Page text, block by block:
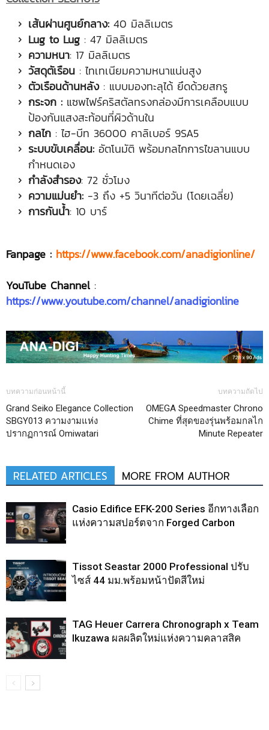
เส้นผ่านศูนย์กลาง: 40 มิลลิเมตร
Lug to Lug : 47 มิลลิเมตร
ความหนา: 17 มิลลิเมตร
วัสดุตัเรือน : ไทเทเนียมความหนาแน่นสูง
ตัวเรือนด้านหลัง: แบบมองทะลุได้ ยึดด้วยสกรู
กระจก : แซพไฟร์คริสตัลทรงกล่องมีการเคลือบแบบ
ป้องกันแสงสะท้อนที่ผิวด้านใน
กลไก : ไฮ-บีท 36000 คาลิเบอร์ 9SA5
ระบบขับเคลื่อน: อัตโนมัติ พร้อมกลไกการไขลานแบบ
กำหนดเอง
กำลังสำรอง: 72 ชั่วโมง
ความแม่นยำ: -3 ถึง +5 วินาทีต่อวัน (โดยเฉลี่ย)
การกันน้ำ: 10 บาร์
Fanpage : https://www.facebook.com/anadigionline/
YouTube Channel :
https://www.youtube.com/channel/anadigionline
บทความก่อนหน้านี้
Grand Seiko Elegance Collection
SBGY013 ความงามแห่ง
ปรากฏการณ์ Omiwatari
บทความถัดไป
OMEGA Speedmaster Chrono
Chime ที่สุดของรุ่นพร้อมกลไก
Minute Repeater
RELATED ARTICLES MORE FROM AUTHOR
Casio Edifice EFK-200 Series อีกทางเลือก
แห่งความสปอร์ตจาก Forged Carbon
Tissot Seastar 2000 Professional ปรับ
ไซส์ 44 มม.พร้อมหน้าปัดสีใหม่
TAG Heuer Carrera Chronograph x Team
Ikuzawa ผลผลิตใหม่แห่งความคลาสสิค